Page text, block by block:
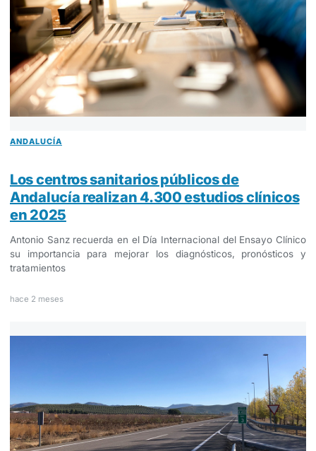
ANDALUCÍA
Los centros sanitarios públicos de
Andalucía realizan 4.300 estudios clínicos
en 2025
Antonio Sanz recuerda en el Día Internacional del Ensayo Clínico
su importancia para mejorar los diagnósticos, pronósticos y
tratamientos
hace 2 meses